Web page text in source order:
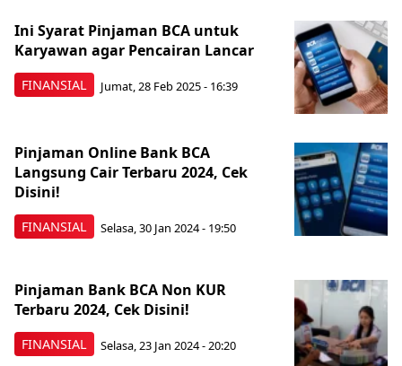
FINANSIAL
Ini Syarat Pinjaman BCA untuk
Karyawan agar Pencairan Lancar
Jumat, 28 Feb 2025 - 16:39
FINANSIAL
Pinjaman Online Bank BCA
Langsung Cair Terbaru 2024, Cek
Disini!
Selasa, 30 Jan 2024 - 19:50
FINANSIAL
Pinjaman Bank BCA Non KUR
Terbaru 2024, Cek Disini!
Selasa, 23 Jan 2024 - 20:20